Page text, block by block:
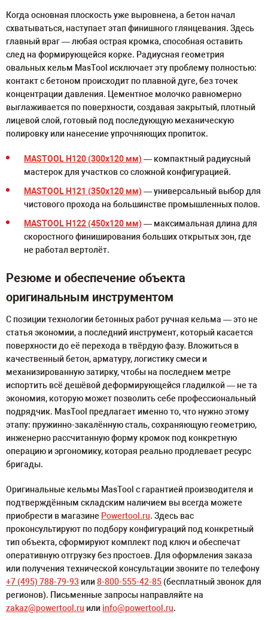
Когда основная плоскость уже выровнена, а бетон начал
схватываться, наступает этап финишного глянцевания. Здесь
главный враг — любая острая кромка, способная оставить
след на формирующейся корке. Радиусная геометрия
овальных кельм MasTool исключает эту проблему полностью:
контакт с бетоном происходит по плавной дуге, без точек
концентрации давления. Цементное молочко равномерно
выглаживается по поверхности, создавая закрытый, плотный
лицевой слой, готовый под последующую механическую
полировку или нанесение упрочняющих пропиток.
MASTOOL H120 (300x120 мм)— компактный радиусный
мастерок для участков со сложной конфигурацией.
MASTOOL H121 (350x120 мм)— универсальный выбор для
чистового прохода на большинстве промышленных полов.
MASTOOL H122 (450x120 мм)— максимальная длина для
скоростного финиширования больших открытых зон, где
не работал вертолёт.
Резюме и обеспечение объекта
оригинальным инструментом
С позиции технологии бетонных работ ручная кельма — это не
статья экономии, а последний инструмент, который касается
поверхности до её перехода в твёрдую фазу. Вложиться в
качественный бетон, арматуру, логистику смеси и
механизированную затирку, чтобы на последнем метре
испортить всё дешёвой деформирующейся гладилкой — не та
экономия, которую может позволить себе профессиональный
подрядчик. MasTool предлагает именно то, что нужно этому
этапу: пружинно-закалённую сталь, сохраняющую геометрию,
инженерно рассчитанную форму кромок под конкретную
операцию и эргономику, которая реально продлевает ресурс
бригады.
Оригинальные кельмы MasTool с гарантией производителя и
подтверждённым складским наличием вы всегда можете
приобрести в магазине Powertool.ru. Здесь вас
проконсультируют по подбору конфигураций под конкретный
тип объекта, сформируют комплект под ключ и обеспечат
оперативную отгрузку без простоев. Для оформления заказа
или получения технической консультации звоните по телефону
+7 (495) 788-79-93 или8-800-555-42-85 (бесплатный звонок для
регионов). Письменные запросы направляйте на
zakaz@powertool.ru или info@powertool.ru.